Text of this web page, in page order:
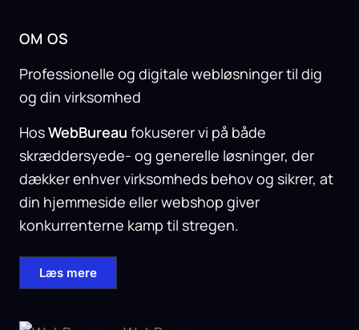
OM OS
Professionelle og digitale webløsninger til dig
og din virksomhed
HosWebBureau fokuserer vi på både
skræddersyede- og generelle løsninger, der
dækker enhver virksomheds behov og sikrer, at
din hjemmeside eller webshop giver
konkurrenterne kamp til stregen.
Læs mere